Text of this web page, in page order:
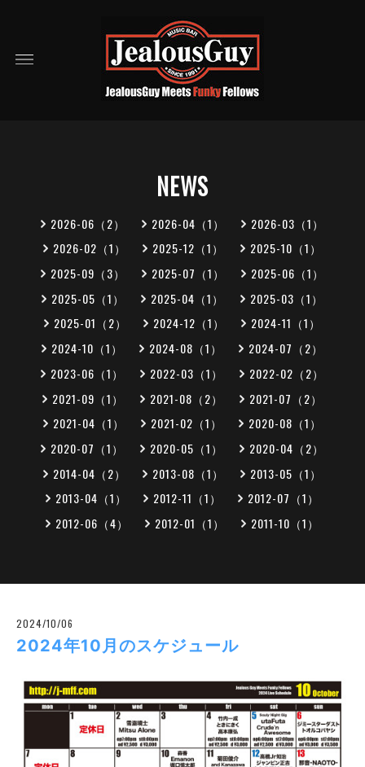
NEWS
2026-06（2） 2026-04（1）
2026-03（1）
2026-02（1）
2025-12（1）
2025-10（1）
2025-09（3）
2025-07（1）
2025-06（1）
2025-05（1）
2025-04（1）
2025-03（1）
2025-01（2）
2024-12（1）
2024-11（1）
2024-10（1）
2024-08（1）
2024-07（2）
2023-06（1）
2022-03（1）
2022-02（2）
2021-09（1）
2021-08（2）
2021-07（2）
2021-04（1）
2021-02（1）
2020-08（1）
2020-07（1）
2020-05（1）
2020-04（2）
2014-04（2）
2013-08（1）
2013-05（1）
2013-04（1）
2012-11（1）
2012-07（1）
2012-06（4）
2012-01（1） 2011-10（1）
2024/10/06
2024年10月のスケジュール